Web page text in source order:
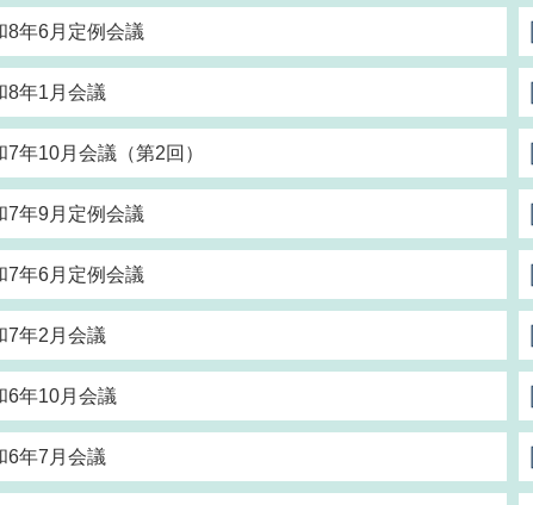
8年6月定例会議
8年1月会議
7年10月会議（第2回）
7年9月定例会議
7年6月定例会議
7年2月会議
6年10月会議
6年7月会議